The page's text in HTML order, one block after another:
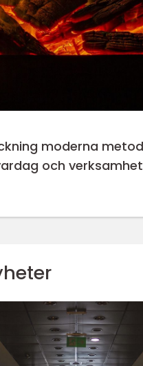
metoder för
och verksamhet